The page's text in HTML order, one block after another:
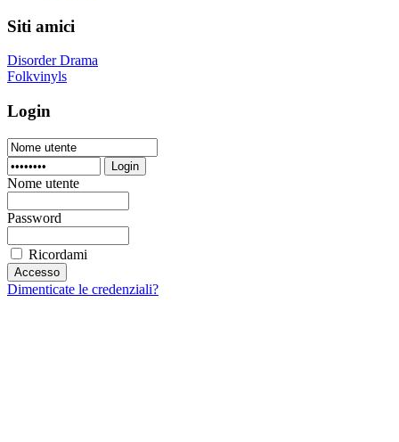
Siti amici
Disorder Drama
Folkvinyls
Login
Login
Nome utente
Password
Ricordami
Dimenticate le credenziali?